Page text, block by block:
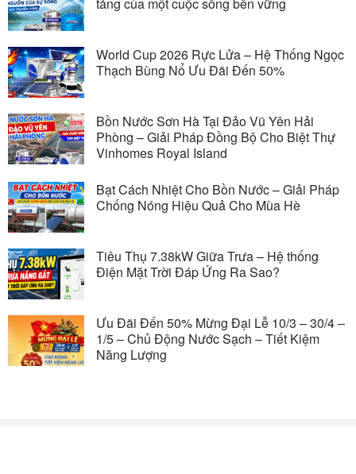
World Cup 2026 Rực Lửa – Hệ Thống Ngọc
Thạch Bùng Nổ Ưu Đãi Đến 50%
Bồn Nước Sơn Hà Tại Đảo Vũ Yên Hải
Phòng – Giải Pháp Đồng Bộ Cho Biệt Thự
Vinhomes Royal Island
Bạt Cách Nhiệt Cho Bồn Nước – Giải Pháp
Chống Nóng Hiệu Quả Cho Mùa Hè
Tiêu Thụ 7.38kW Giữa Trưa – Hệ thống
Điện Mặt Trời Đáp Ứng Ra Sao?
Ưu Đãi Đến 50% Mừng Đại Lễ 10/3 – 30/4 –
1/5 – Chủ Động Nước Sạch – Tiết Kiệm
Năng Lượng